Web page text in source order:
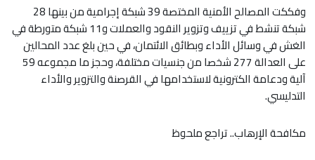
وفككت المصالح الأمنية المختصة 39 شبكة إجرامية من بينها 28
شبكة تنشط في تزييف وتزوير النقود والعملات و11 شبكة متورطة في
الغش في وسائل الأداء وبطائق الائتمان، في حين بلغ عدد المحالين
على العدالة 277 شخصا من جنسيات مختلفة، وحجز ما مجموعه 59
آلية ودعامة الكترونية لاستخدامها في القرصنة والتزوير والأداء
التدليسي.
مكافحة الإرهاب.. تراجع ملحوظ